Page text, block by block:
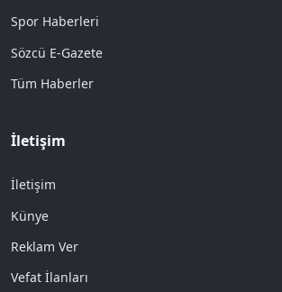
Spor Haberleri
Sözcü E-Gazete
Tüm Haberler
İletişim
İletişim
Künye
Reklam Ver
Vefat İlanları